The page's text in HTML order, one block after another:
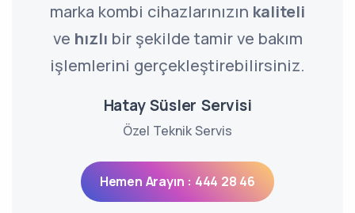
marka kombi cihazlarınızın kaliteli
ve hızlı bir şekilde tamir ve bakım
işlemlerini gerçekleştirebilirsiniz.
Hatay Süsler Servisi
Özel Teknik Servis
Hemen Arayın : 444 28 46